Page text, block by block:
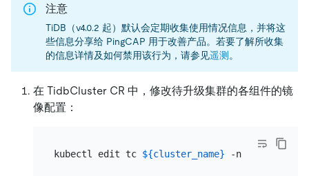
注意
TiDB（v4.0.2 起）默认会定期收集使用情况信息，并将这
些信息分享给 PingCAP 用于改善产品。若要了解所收集
的信息详情及如何禁用该行为，请参见遥测 。
在 TidbCluster CR 中，修改待升级集群的各组件的镜
像配置：
kubectl edit tc ${cluster_name} -n